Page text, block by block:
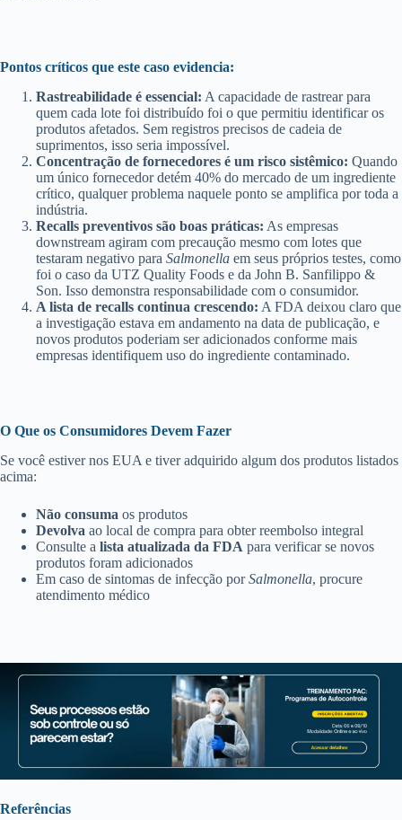
Pontos críticos que este caso evidencia:
Rastreabilidade é essencial: A capacidade de rastrear para
quem cada lote foi distribuído foi o que permitiu identificar os
produtos afetados. Sem registros precisos de cadeia de
suprimentos, isso seria impossível.
Concentração de fornecedores é um risco sistêmico: Quando
um único fornecedor detém 40% do mercado de um ingrediente
crítico, qualquer problema naquele ponto se amplifica por toda a
indústria.
Recalls preventivos são boas práticas: As empresas
downstream agiram com precaução mesmo com lotes que
testaram negativo para Salmonella em seus próprios testes, como
foi o caso da UTZ Quality Foods e da John B. Sanfilippo &
Son. Isso demonstra responsabilidade com o consumidor.
A lista de recalls continua crescendo: A FDA deixou claro que
a investigação estava em andamento na data de publicação, e
novos produtos poderiam ser adicionados conforme mais
empresas identifiquem uso do ingrediente contaminado.
O Que os Consumidores Devem Fazer
Se você estiver nos EUA e tiver adquirido algum dos produtos listados
acima:
Não consuma os produtos
Devolva ao local de compra para obter reembolso integral
Consulte a lista atualizada da FDA para verificar se novos
produtos foram adicionados
Em caso de sintomas de infecção porSalmonella, procure
atendimento médico
Referências